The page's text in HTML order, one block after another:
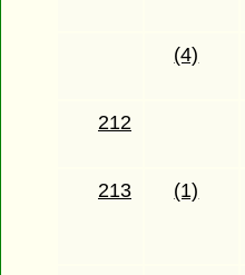
(4)
212
213
(1)